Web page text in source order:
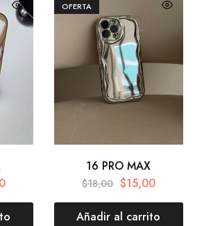
OFERTA
16 PRO MAX
$18,00 $15,00
Añadir al carrito